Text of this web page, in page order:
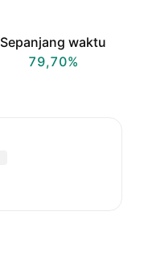
Sepanjang waktu
79,70%